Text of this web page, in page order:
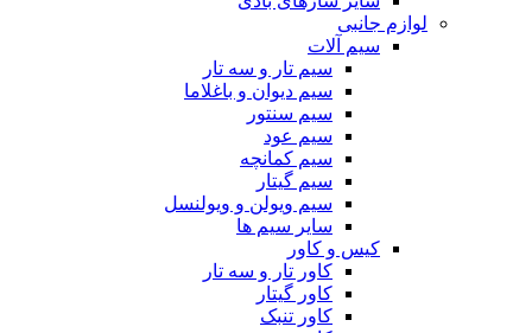
لوازم جانبی
سیم آلات
سیم تار و سه تار
سیم دیوان و باغلاما
سیم سنتور
سیم عود
سیم کمانچه
سیم گیتار
سیم ویولن و ویولنسل
سایر سیم ها
کیس و کاور
کاور تار و سه تار
کاور گیتار
کاور تنبک